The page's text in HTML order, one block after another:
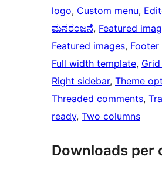
logo, Custom menu,
ಮನರಂಜನೆ, Featured
Featured images,
Full width template,
Right sidebar, Theme
Threaded comments,
ready, Two columns
Downloads per